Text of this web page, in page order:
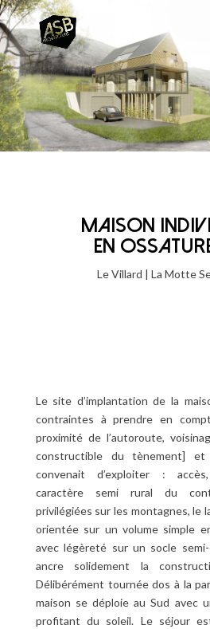
MAISON
EN
Le Villard | La Motte
Le site d’implantation de la
contraintes à prendre en
proximité de l’autoroute,
constructible du tènement] et
convenait d’exploiter :
caractère semi rural du
privilégiées sur les montagnes, le
orientée sur un volume simple
avec légèreté sur un socle
ancre solidement la
Délibérément tournée dos à la
maison se déploie au Sud avec
profitant du soleil. Le séjour